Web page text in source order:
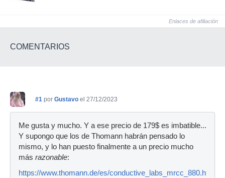
Enlaces de afiliación
COMENTARIOS
#1 por Gustavo el 27/12/2023
Me gusta y mucho. Y a ese precio de 179$ es imbatible...
Y supongo que los de Thomann habrán pensado lo
mismo, y lo han puesto finalmente a un precio mucho
más razonable:
https://www.thomann.de/es/conductive_labs_mrcc_880.htm